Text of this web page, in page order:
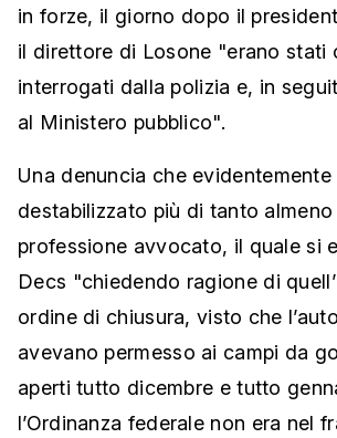
in forze, il giorno dopo il
il direttore di Losone "erano stati
interrogati dalla polizia e, in
al Ministero pubblico".
Una denuncia che
destabilizzato più di tanto
professione avvocato, il quale si
Decs "chiedendo ragione di
ordine di chiusura, visto che
avevano permesso ai campi da
aperti tutto dicembre e tutto
l’Ordinanza federale non era nel